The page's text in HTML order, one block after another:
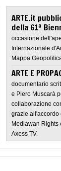
ARTE.it
della 61ª
occasione
Internazionale
Mappa
ARTE E
documentario
e Piero Muscarà
collaborazione
grazie all'accordo
Mediawan
Axess TV.